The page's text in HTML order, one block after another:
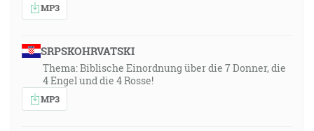
MP3
SRPSKOHRVATSKI
Thema: Biblische Einordnung über die 7 Donner, die
4 Engel und die 4 Rosse!
MP3